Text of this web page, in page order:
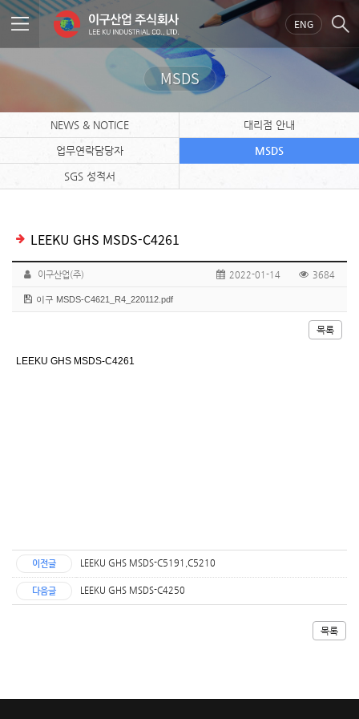
ENG
MSDS
NEWS & NOTICE 대리점 안내
업무연락담당자 MSDS
SGS 성적서
LEEKU GHS MSDS-C4261
이구산업(주) 2022-01-14 3684
이구 MSDS-C4621_R4_220112.pdf
목록
LEEKU GHS MSDS-C4261
이전글 LEEKU GHS MSDS-C5191,C5210
다음글 LEEKU GHS MSDS-C4250
목록